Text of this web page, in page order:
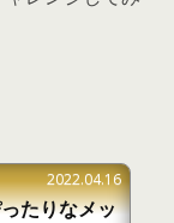
2022.04.16
たりなメッ